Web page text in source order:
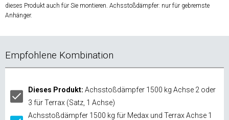
dieses Produkt auch für Sie montieren. Achsstoßdämpfer: nur für gebremste
Anhänger.
Empfohlene Kombination
Dieses Produkt: Achsstoßdämpfer 1500 kg Achse 2 oder
3 für Terrax (Satz, 1 Achse)
Achsstoßdämpfer 1500 kg für Medax und Terrax Achse 1